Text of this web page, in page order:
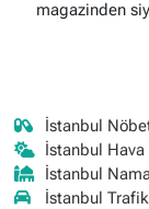
magazinden
İstanbul
İstanbul Hava
İstanbul
İstanbul